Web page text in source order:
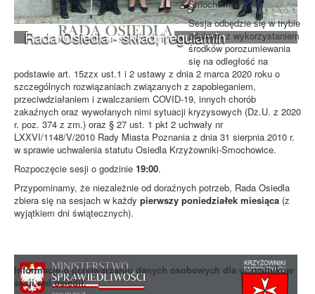
Rada Osiedla - skład, regulamin
Smochowice.
Sesja odbędzie się w trybie
zdalnym z wykorzystaniem
środków porozumiewania
się na odległość na
podstawie art. 15zzx ust.1 i 2 ustawy z dnia 2 marca 2020 roku o
szczególnych rozwiązaniach związanych z zapobieganiem,
przeciwdziałaniem i zwalczaniem COVID-19, innych chorób
zakaźnych oraz wywołanych nimi sytuacji kryzysowych (Dz.U. z 2020
r. poz. 374 z zm.) oraz § 27 ust. 1 pkt 2 uchwały nr
LXXVI/1148/V/2010 Rady Miasta Poznania z dnia 31 sierpnia 2010 r.
w sprawie uchwalenia statutu Osiedla Krzyżowniki-Smochowice.
Rozpoczęcie sesji o godzinie 19:00.
Przypominamy, że niezależnie od doraźnych potrzeb, Rada Osiedla
zbiera się na sesjach w każdy pierwszy poniedziałek miesiąca (z
wyjątkiem dni świątecznych).
Informacje o przetwarzaniu danych osobowych dla uczestników
sesji rad osiedli.